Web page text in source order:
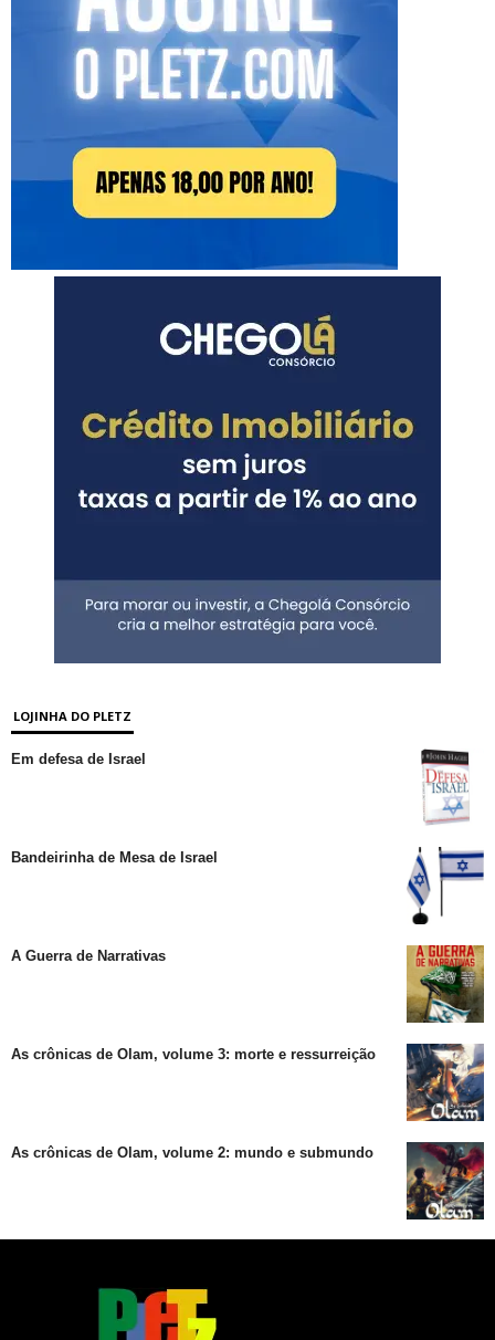
LOJINHA DO PLETZ
Em defesa de Israel
Bandeirinha de Mesa de Israel
A Guerra de Narrativas
As crônicas de Olam, volume 3: morte e ressurreição
As crônicas de Olam, volume 2: mundo e submundo